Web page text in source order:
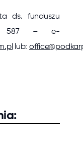
ds. funduszu
587 – e-
lub: